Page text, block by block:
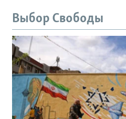
Выбор Свободы